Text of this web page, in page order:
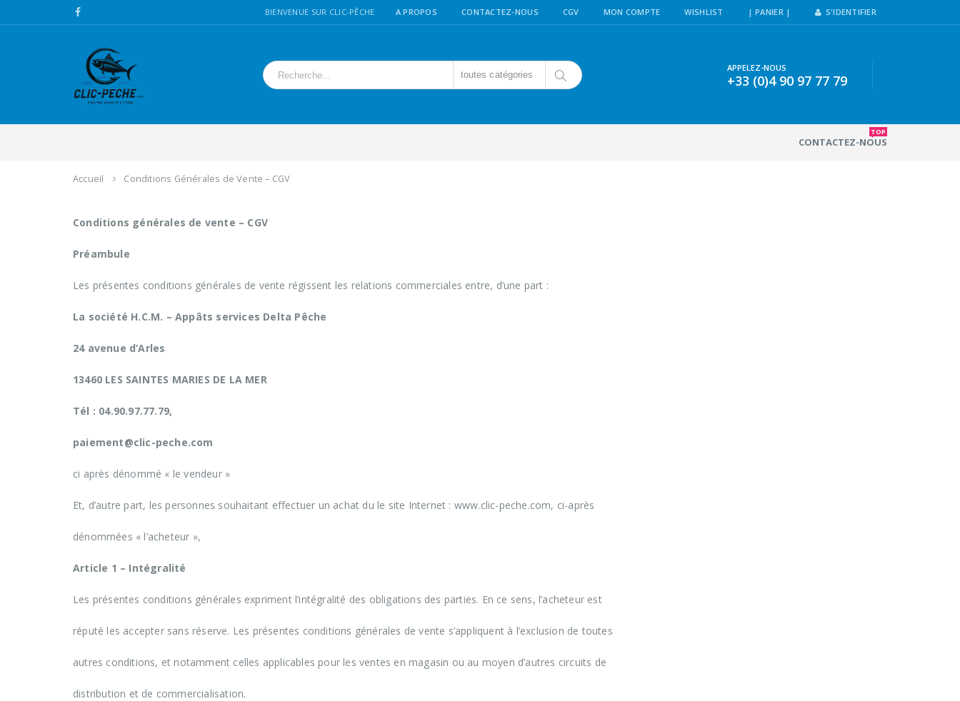
BIENVENUE SUR CLIC-PÊCHE A PROPOS CONTACTEZ-NOUS CGV MON COMPTE WISHLIST | PANIER | S'IDENTIFIER
toutes catégories
APPELEZ-NOUS
+33 (0)4 90 97 77 79
CONTACTEZ-NOUS
TOP
Accueil Conditions Générales de Vente – CGV
Conditions générales de vente – CGV
Préambule
Les présentes conditions générales de vente régissent les relations commerciales entre, d’une part :
La société H.C.M. – Appâts services Delta Pêche
24 avenue d’Arles
13460 LES SAINTES MARIES DE LA MER
Tél : 04.90.97.77.79,
paiement@clic-peche.com
ci après dénommé « le vendeur »
Et, d’autre part, les personnes souhaitant effectuer un achat du le site Internet : www.clic-peche.com, ci-après
dénommées « l’acheteur »,
Article 1 – Intégralité
Les présentes conditions générales expriment l’intégralité des obligations des parties. En ce sens, l’acheteur est
réputé les accepter sans réserve. Les présentes conditions générales de vente s’appliquent à l’exclusion de toutes
autres conditions, et notamment celles applicables pour les ventes en magasin ou au moyen d’autres circuits de
distribution et de commercialisation.